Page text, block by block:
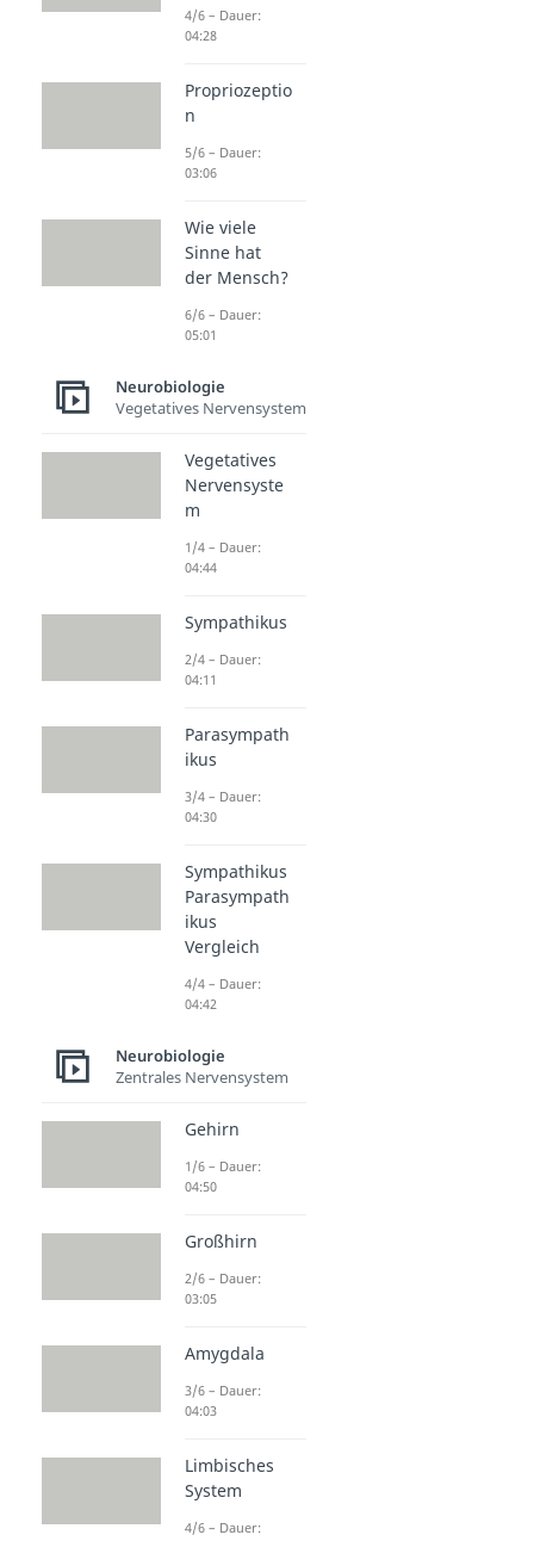
4/6 – Dauer:
04:28
Propriozeptio
n
5/6 – Dauer:
03:06
Wie viele
Sinne hat
der Mensch?
6/6 – Dauer:
05:01
Neurobiologie
Vegetatives Nervensystem
Vegetatives
Nervensyste
m
1/4 – Dauer:
04:44
Sympathikus
2/4 – Dauer:
04:11
Parasympath
ikus
3/4 – Dauer:
04:30
Sympathikus
Parasympath
ikus
Vergleich
4/4 – Dauer:
04:42
Neurobiologie
Zentrales Nervensystem
Gehirn
1/6 – Dauer:
04:50
Großhirn
2/6 – Dauer:
03:05
Amygdala
3/6 – Dauer:
04:03
Limbisches
System
4/6 – Dauer: